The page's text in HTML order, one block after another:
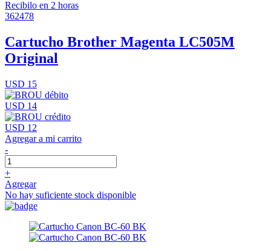
Recibilo en 2 horas
362478
Cartucho Brother Magenta LC505M
Original
USD 15
USD 14
USD 12
Agregar a mi carrito
-
+
Agregar
No hay suficiente stock disponible